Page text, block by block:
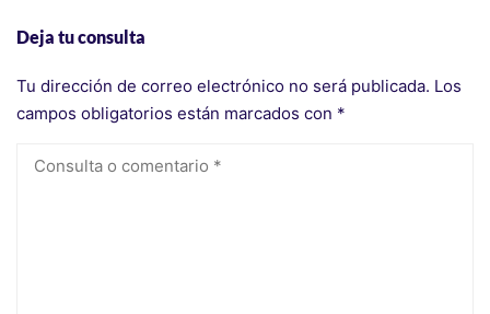
Deja tu consulta
Tu dirección de correo electrónico no será publicada. Los
campos obligatorios están marcados con *